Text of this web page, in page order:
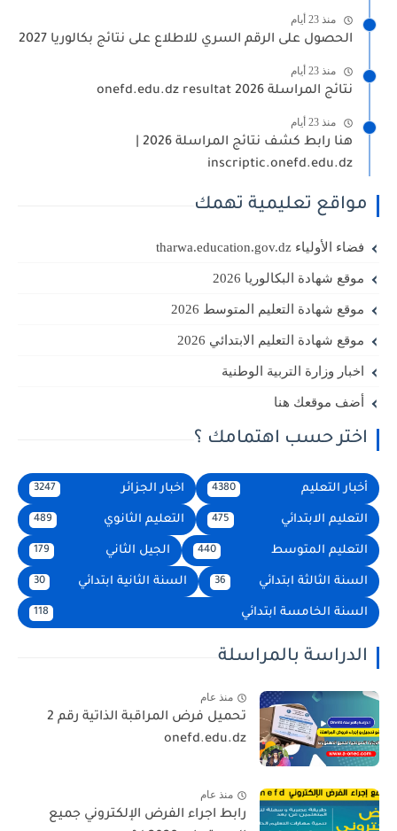
منذ 23 أيام
الحصول على الرقم السري للاطلاع على نتائج بكالوريا 2027
منذ 23 أيام
نتائج المراسلة 2026 onefd.edu.dz resultat
منذ 23 أيام
هنا رابط كشف نتائج المراسلة 2026 |
inscriptic.onefd.edu.dz
مواقع تعليمية تهمك
فضاء الأولياء tharwa.education.gov.dz
موقع شهادة البكالوريا 2026
موقع شهادة التعليم المتوسط 2026
موقع شهادة التعليم الابتدائي 2026
اخبار وزارة التربية الوطنية
أضف موقعك هنا
اختر حسب اهتمامك ؟
أخبار التعليم 4380 اخبار الجزائر 3247
التعليم الابتدائي 475 التعليم الثانوي 489
التعليم المتوسط 440 الجيل الثاني 179
السنة الثالثة ابتدائي السنة الثانية ابتدائي
السنة الخامسة ابتدائي 118
الدراسة بالمراسلة
منذ عام
تحميل فرض المراقبة الذاتية رقم 2
onefd.edu.dz
منذ عام
رابط اجراء الفرض الإلكتروني جميع